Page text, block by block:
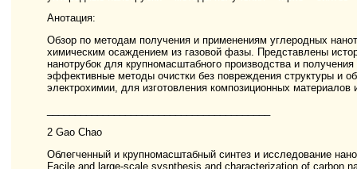
Анотация:
Обзор по методам получения и применениям углеродных
химическим осаждением из газовой фазы. Представлены
нанотрубок для крупномасштабного производства и
эффективные методы очистки без повреждения структуры и
электрохимии, для изготовления композиционных материалов
2 Gao Chao
Облегченный и крупномасштабный синтез и исследование
Facile and large-scale sysnthesis and characterization of carbon